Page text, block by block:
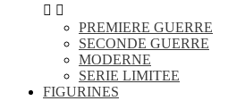
 
PREMIERE GUERRE
SECONDE GUERRE
MODERNE
SERIE LIMITEE
FIGURINES